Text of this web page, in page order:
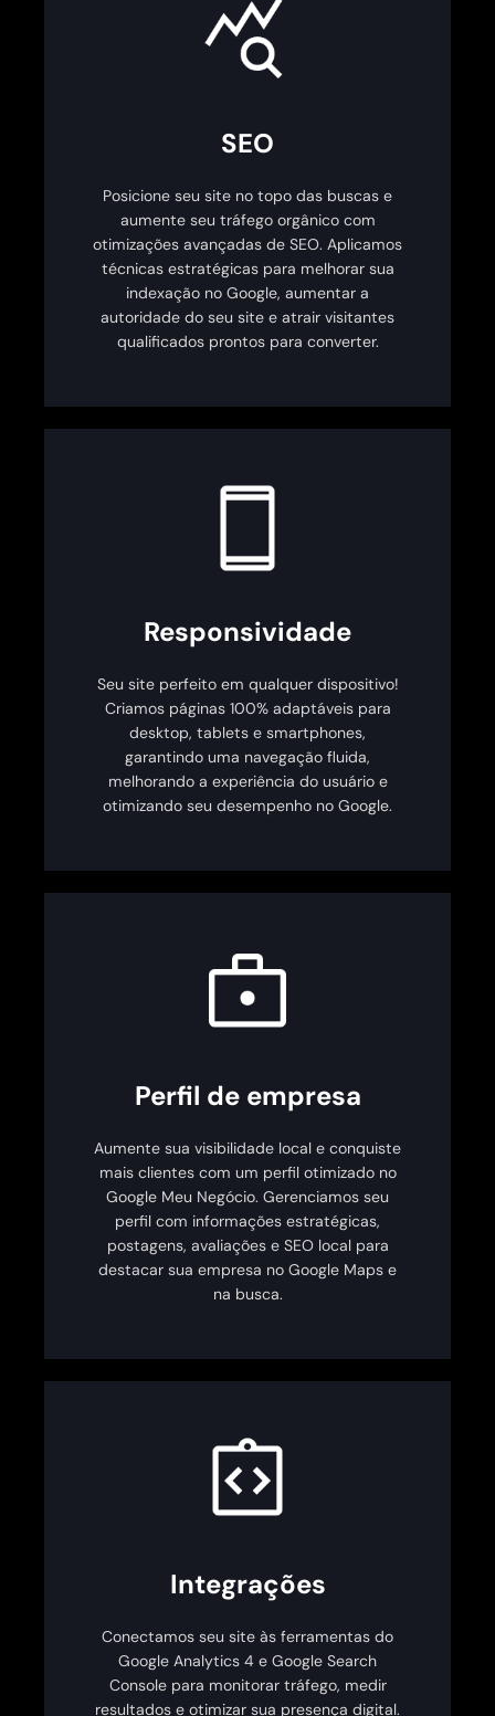
SEO
Posicione seu site no topo das buscas e
aumente seu tráfego orgânico com
otimizações avançadas de SEO. Aplicamos
técnicas estratégicas para melhorar sua
indexação no Google, aumentar a
autoridade do seu site e atrair visitantes
qualificados prontos para converter.
Responsividade
Seu site perfeito em qualquer dispositivo!
Criamos páginas 100% adaptáveis para
desktop, tablets e smartphones,
garantindo uma navegação fluida,
melhorando a experiência do usuário e
otimizando seu desempenho no Google.
Perfil de empresa
Aumente sua visibilidade local e conquiste
mais clientes com um perfil otimizado no
Google Meu Negócio. Gerenciamos seu
perfil com informações estratégicas,
postagens, avaliações e SEO local para
destacar sua empresa no Google Maps e
na busca.
Integrações
Conectamos seu site às ferramentas do
Google Analytics 4 e Google Search
Console para monitorar tráfego, medir
resultados e otimizar sua presença digital.